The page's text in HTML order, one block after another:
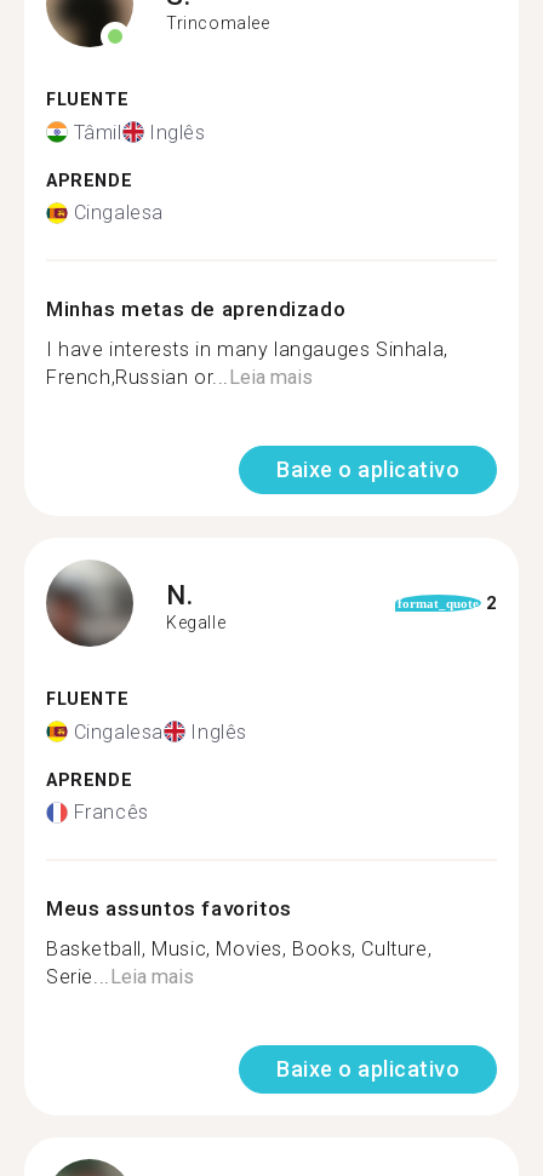
Trincomalee
FLUENTE
Tâmil Inglês
APRENDE
Cingalesa
Minhas metas de aprendizado
I have interests in many langauges Sinhala,
French,Russian or...Leia mais
Baixe o aplicativo
N.
Kegalle
format_quote 2
FLUENTE
Cingalesa Inglês
APRENDE
Francês
Meus assuntos favoritos
Basketball, Music, Movies, Books, Culture,
Serie...Leia mais
Baixe o aplicativo